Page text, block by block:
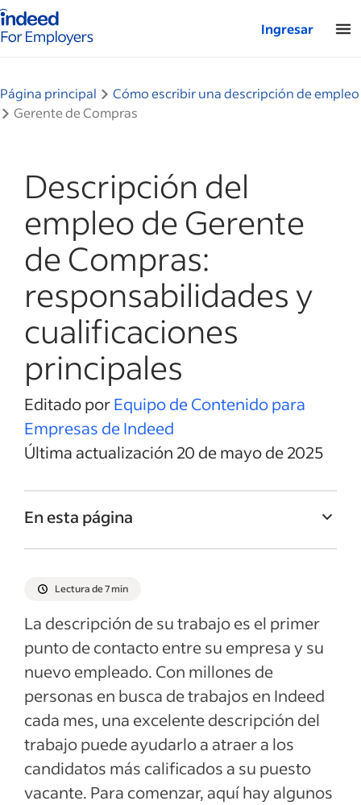
de inicio de Indeed: para empresas
Ingresar
Página principal
Cómo escribir una descripción de empleo
Gerente de Compras
Descripción del
empleo de Gerente
de Compras:
responsabilidades y
cualificaciones
principales
Editado porEquipo de Contenido para
Empresas de Indeed
Última actualización 20 de mayo de 2025
En esta página
Resumen del trabajo de Gerente de
Responsabilidades y Deberes de Gerente
de Compras
Calificaciones y habilidades de Gerente de
Compras
Ejemplos de descripciones del empleo
Ver más
Lectura de 7 min
La descripción de su trabajo es el primer
punto de contacto entre su empresa y su
nuevo empleado. Con millones de
personas en busca de trabajos en Indeed
cada mes, una excelente descripción del
trabajo puede ayudarlo a atraer a los
candidatos más calificados a su puesto
vacante. Para comenzar, aquí hay algunos